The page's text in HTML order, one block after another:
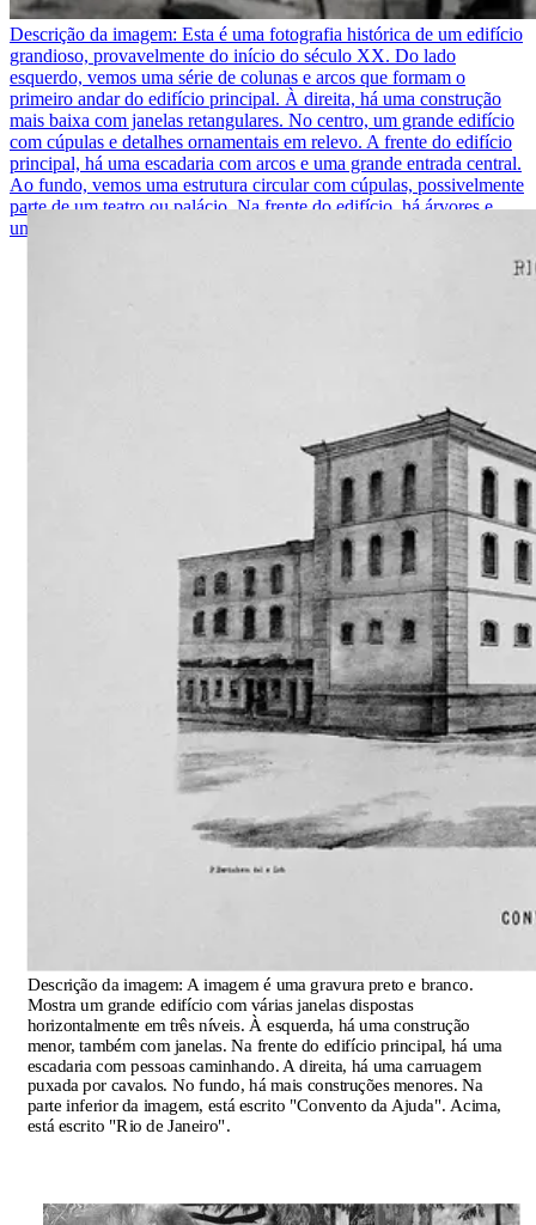
Descrição da imagem: Esta é uma fotografia histórica de um edifício
grandioso, provavelmente do início do século XX. Do lado
esquerdo, vemos uma série de colunas e arcos que formam o
primeiro andar do edifício principal. À direita, há uma construção
mais baixa com janelas retangulares. No centro, um grande edifício
com cúpulas e detalhes ornamentais em relevo. A frente do edifício
principal, há uma escadaria com arcos e uma grande entrada central.
Ao fundo, vemos uma estrutura circular com cúpulas, possivelmente
parte de um teatro ou palácio. Na frente do edifício, há árvores e
uma calçada.
Descrição da imagem: A imagem é uma gravura preto e branco.
Mostra um grande edifício com várias janelas dispostas
horizontalmente em três níveis. À esquerda, há uma construção
menor, também com janelas. Na frente do edifício principal, há uma
escadaria com pessoas caminhando. A direita, há uma carruagem
puxada por cavalos. No fundo, há mais construções menores. Na
parte inferior da imagem, está escrito "Convento da Ajuda". Acima,
está escrito "Rio de Janeiro".